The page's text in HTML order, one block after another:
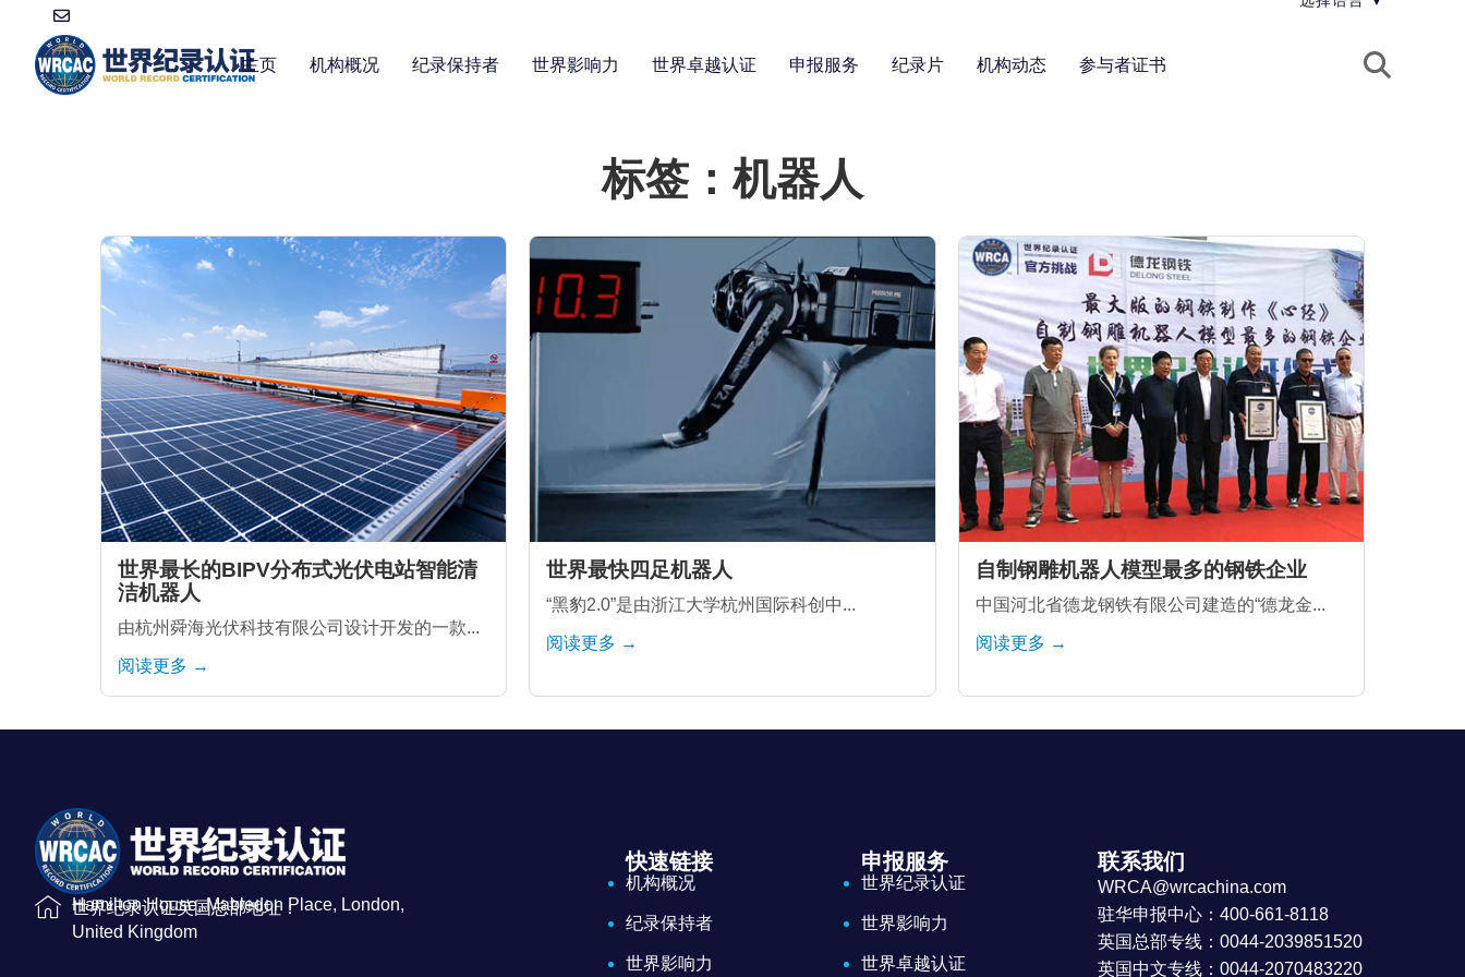
主页 机构概况 纪录保持者 世界影响力 世界卓越认证 申报服务 纪录片 机构动态 参与者证书
标签：机器人
世界最长的BIPV分布式光伏电站智能清
洁机器人
由杭州舜海光伏科技有限公司设计开发的一款...
阅读更多 →
世界最快四足机器人
“黑豹2.0”是由浙江大学杭州国际科创中...
阅读更多 →
自制钢雕机器人模型最多的钢铁企业
中国河北省德龙钢铁有限公司建造的“德龙金...
阅读更多 →
世界纪录认证英国总部地址：
Hamilton House, Mabledon Place, London,
United Kingdom
快速链接
机构概况
纪录保持者
世界影响力
申报服务
世界纪录认证
世界影响力
世界卓越认证
联系我们
WRCA@wrcachina.com
驻华申报中心：400-661-8118
英国总部专线：0044-2039851520
英国中文专线：0044-2070483220